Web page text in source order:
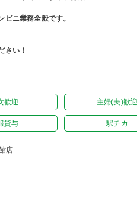
ニ業務全般です。
さい！
歓迎 主婦(夫)歓
貸与 駅チカ
店